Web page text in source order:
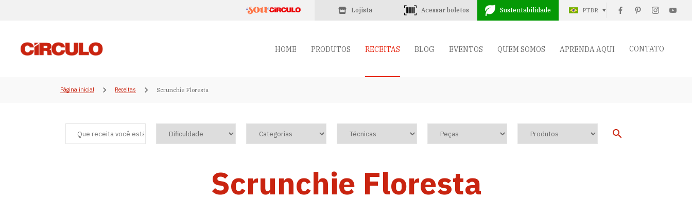
Lojista Acessar boletos Sustentabilidade PTBR
HOME PRODUTOS RECEITAS BLOG EVENTOS QUEM SOMOS APRENDA AQUI CONTATO
Página inicial Receitas Scrunchie Floresta
Scrunchie Floresta